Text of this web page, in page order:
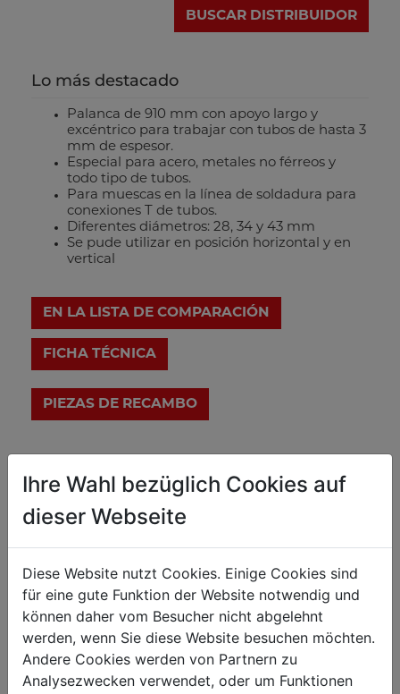
BUSCAR DISTRIBUIDOR
Lo más destacado
Palanca de 910 mm con apoyo largo y
excéntrico para trabajar con tubos de hasta 3
mm de espesor.
Especial para acero, metales no férreos y
todo tipo de tubos.
Para muescas en la línea de soldadura para
conexiones T de tubos.
Diferentes diámetros: 28, 34 y 43 mm
Se pude utilizar en posición horizontal y en
vertical
EN LA LISTA DE COMPARACIÓN
FICHA TÉCNICA
Trabajo con metal
Espesor máx. pared mm 3
Peso
Peso neto kg 8.60
Ihre Wahl bezüglich Cookies auf
dieser Webseite
Diese Website nutzt Cookies. Einige Cookies sind
für eine gute Funktion der Website notwendig und
können daher vom Besucher nicht abgelehnt
werden, wenn Sie diese Website besuchen möchten.
Andere Cookies werden von Partnern zu
Analysezwecken verwendet, oder um Funktionen